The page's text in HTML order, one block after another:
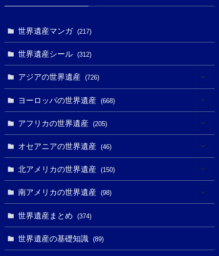
世界遺産マンガ (217)
世界遺産シール (312)
アジアの世界遺産 (726)
(6)
(10)
(10)
ヨーロッパの世界遺産 (668)
(4)
(3)
(6)
(1)
(43)
アフリカの世界遺産 (205)
(8)
(1)
(32)
(13)
オセアニアの世界遺産 (46)
(25)
(6)
北アメリカの世界遺産 (150)
(31)
南アメリカの世界遺産 (98)
(4)
世界遺産まとめ (374)
世界遺産の基礎知識 (89)